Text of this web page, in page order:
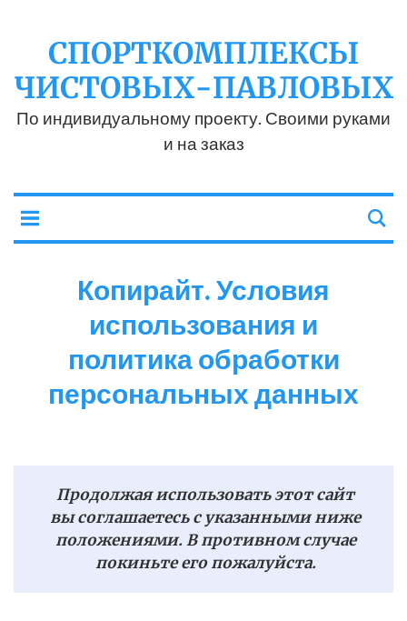
СПОРТКОМПЛЕКСЫ
ЧИСТОВЫХ-ПАВЛОВЫХ
По индивидуальному проекту. Своими руками
и на заказ
Копирайт. Условия
использования и
политика обработки
персональных данных
Продолжая использовать этот сайт
вы соглашаетесь с указанными ниже
положениями. В противном случае
покиньте его пожалуйста.